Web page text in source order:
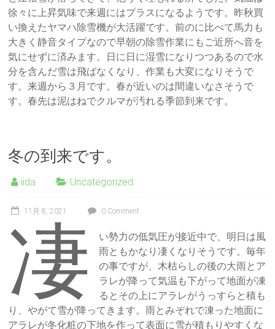
徐々に上昇気味で来週にはプラスになるようです。昨秋買
い換えたヤマハ除雪機が大活躍です。前のに比べて馬力も
大きく静音タイプなので早朝の除雪作業にもご近所へ音を
気にせずに済みます。日に日に湿雪になりつつあるので水
分を含んだ雪は飛ばなくなり、作業も大変になりそうで
す。来週から３月です。春が近いのは間違いなさそうで
す。春先は泥はねでクルマが汚れる季節到来です。
冬の到来です。
iida Uncategorized
11月 8, 2021 0 Comment
凄
い勢力の低気圧が接近中で、明日は風
雨ともかなり凄くなりそうです。毎年
の事ですが、木枯らしの後の大雨とア
ラレが降って気温も下がって地面が凍
るとその上にアラレがうっすらと積も
り、やがて雪が降ってきます。雨とみぞれで凍った地面に
アラレが冬化粧の下地を作って表面に雪が積もりやすくな